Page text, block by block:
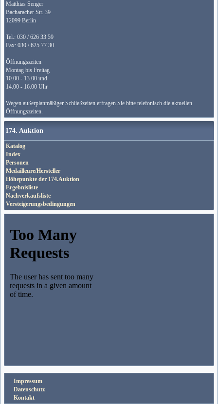
Matthias Senger
Bacharacher Str. 39
12099 Berlin
Tel.: 030 / 626 33 59
Fax: 030 / 625 77 30
Öffnungszeiten
Montag bis Freitag
10.00 - 13.00 und
14.00 - 16.00 Uhr
Wegen außerplanmäßiger Schließzeiten erfragen Sie bitte telefonisch die aktuellen
Öffnungszeiten.
174. Auktion
Katalog
Index
Personen
Medailleure/Hersteller
Höhepunkte der 174.Auktion
Ergebnisliste
Nachverkaufsliste
Versteigerungsbedingungen
Impressum
Datenschutz
Kontakt